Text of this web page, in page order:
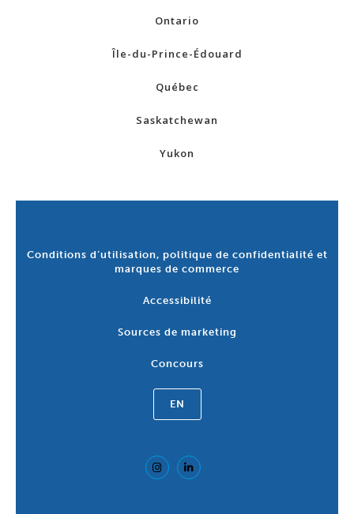
Ontario
Île-du-Prince-Édouard
Québec
Saskatchewan
Yukon
Conditions d’utilisation, politique de confidentialité et
marques de commerce
Accessibilité
Sources de marketing
Concours
EN